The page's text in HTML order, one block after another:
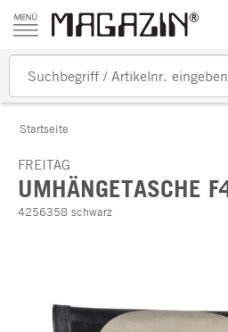
Zum Inhalt springen
Startseite
FREITAG
UMHÄNGETASCHE
4256358 schwarz